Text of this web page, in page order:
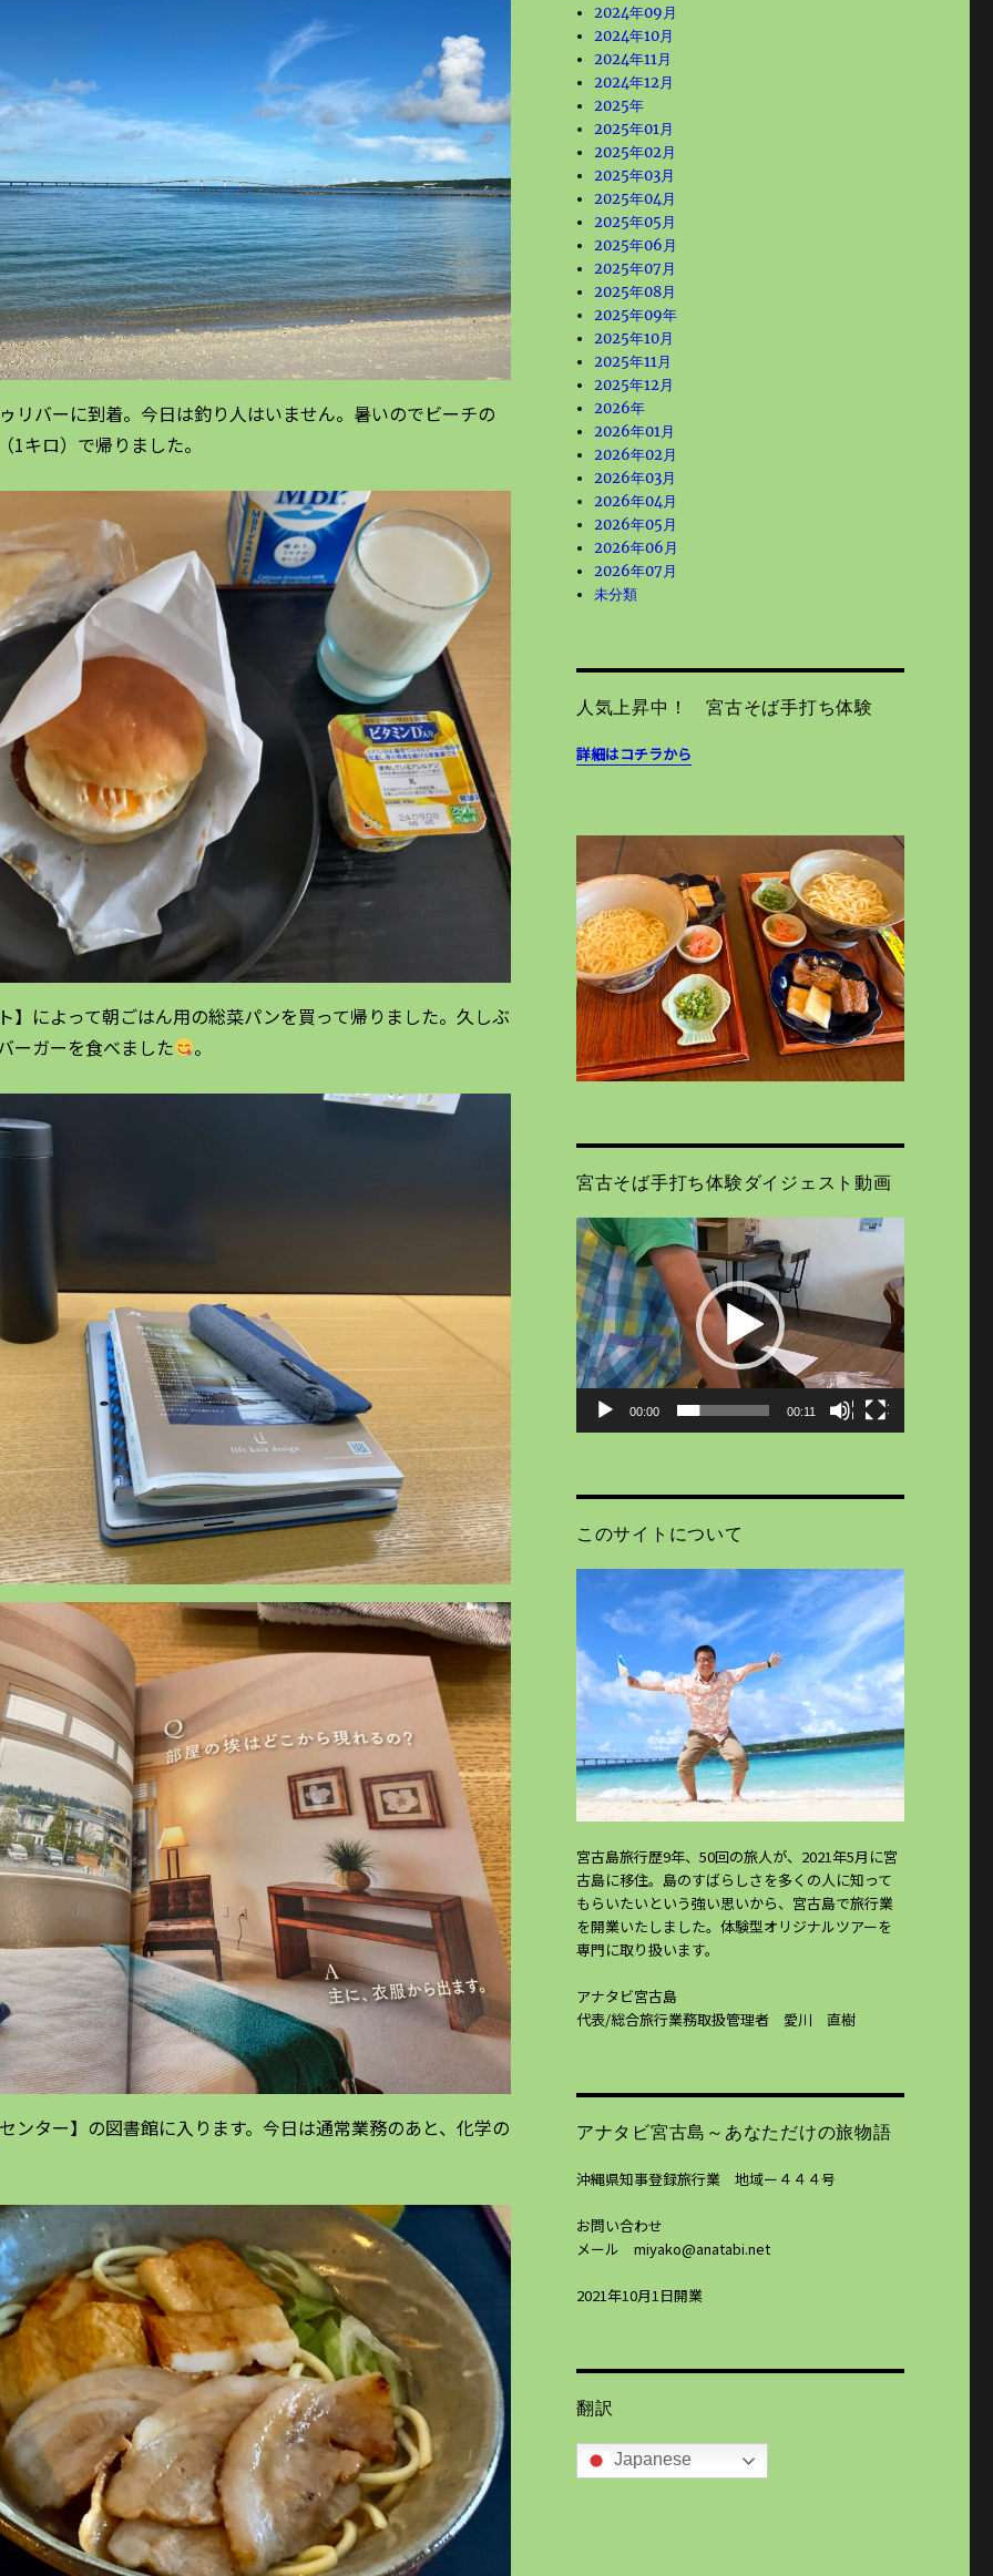
リバーに到着。今日は釣り人はいません。暑いのでビーチの
1キロ）で帰りました。
】によって朝ごはん用の総菜パンを買って帰りました。久しぶ
ーガーを食べました
。
ンター】の図書館に入ります。今日は通常業務のあと、化学の
2024年09月
2024年10月
2024年11月
2024年12月
2025年
2025年01月
2025年02月
2025年03月
2025年04月
2025年05月
2025年06月
2025年07月
2025年08月
2025年09年
2025年10月
2025年11月
2025年12月
2026年
2026年01月
2026年02月
2026年03月
2026年04月
2026年05月
2026年06月
2026年07月
未分類
人気上昇中！ 宮古そば手打ち体験
詳細はコチラから
宮古そば手打ち体験ダイジェスト動画
動
画
プ
レ
ー
ヤ
ー
00:00 00:11
このサイトについて
宮古島旅行歴9年、50回の旅人が、2021年5月に宮
古島に移住。島のすばらしさを多くの人に知って
もらいたいという強い思いから、宮古島で旅行業
を開業いたしました。体験型オリジナルツアーを
専門に取り扱います。
アナタビ宮古島
代表/総合旅行業務取扱管理者 愛川 直樹
アナタビ宮古島～あなただけの旅物語
沖縄県知事登録旅行業 地域ー４４４号
お問い合わせ
メール miyako@anatabi.net
2021年10月1日開業
翻訳
Japanese